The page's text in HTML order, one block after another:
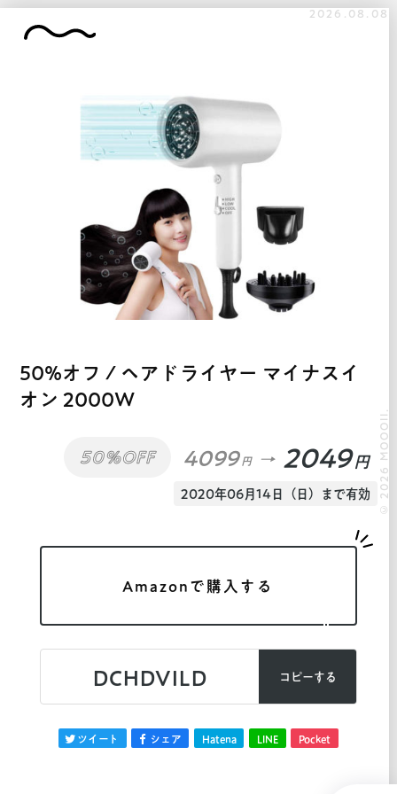
2026.08.08
50%オフ / ヘアドライヤー マイナスイ
オン 2000W
50%OFF 4099 円 2049 円
2020年06月14日（日）まで有効
Amazonで購入する
DCHDVILD コピーする
ツイート シェア Hatena LINE Pocket
© 2026 MOOOII.